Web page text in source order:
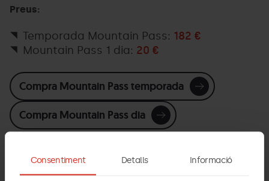
Consentiment Detalls Informació
Preus:
Temporada Mountain Pass: 182 €
Mountain Pass 1 dia: 20 €
Compra Mountain Pass temporada
Compra Mountain Pass dia